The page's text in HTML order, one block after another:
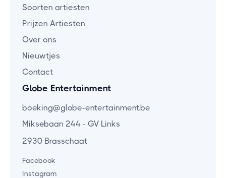
Soorten artiesten
Prijzen Artiesten
Over ons
Nieuwtjes
Contact
Globe Entertainment
boeking@globe-entertainment.be
Miksebaan 244 - GV Links
2930 Brasschaat
Facebook
Instagram